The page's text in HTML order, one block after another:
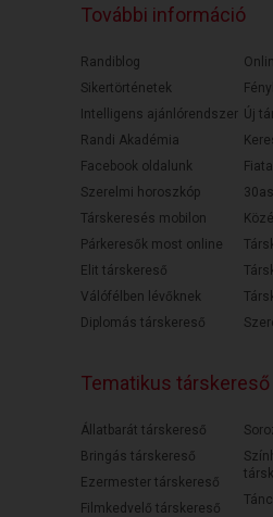
További információ
Randiblog
Sikertörténetek
Intelligens ajánlórendszer
Randi Akadémia
Facebook oldalunk
Szerelmi horoszkóp
Társkeresés mobilon
Párkeresők most online
Elit társkereső
Válófélben lévőknek
Diplomás társkereső
Új
Tematikus társkereső
Állatbarát társkereső
Bringás társkereső
Ezermester társkereső
Filmkedvelő társkereső